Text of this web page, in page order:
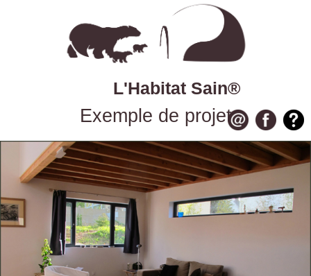
L'Habitat Sain®
Exemple de projet